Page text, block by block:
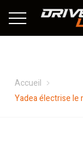
Accueil
Yadea électrise